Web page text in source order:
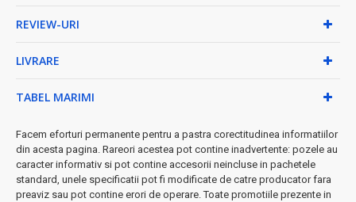
✓5 cupe metalice pentru picurare
- menține curățenia în
★ Perfect pentru:
carne, kebab, cârnați, legume, pește și multe
• Înălțime: 37 cm
• Diametru: 17 cm
• Lungime frigărui: 27 cm
• Culoare: argintiu elegant
REVIEW-URI
LIVRARE
TABEL MARIMI
Facem eforturi permanente pentru a pastra corectitudinea informatiilor
din acesta pagina. Rareori acestea pot contine inadvertente: pozele au
caracter informativ si pot contine accesorii neincluse in pachetele
standard, unele specificatii pot fi modificate de catre producator fara
preaviz sau pot contine erori de operare. Toate promotiile prezente in